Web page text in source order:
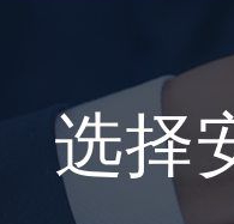
选择